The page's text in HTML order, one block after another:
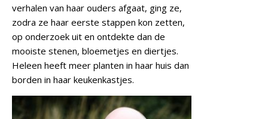
verhalen van haar ouders afgaat, ging ze,
zodra ze haar eerste stappen kon zetten,
op onderzoek uit en ontdekte dan de
mooiste stenen, bloemetjes en diertjes.
Heleen heeft meer planten in haar huis dan
borden in haar keukenkastjes.